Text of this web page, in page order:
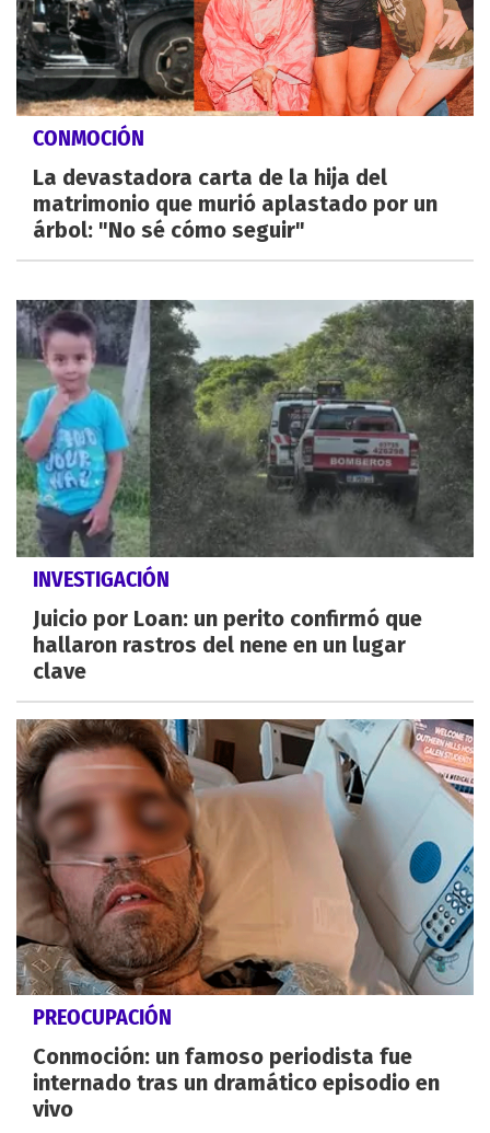
CONMOCIÓN
La devastadora carta de la hija del
matrimonio que murió aplastado por un
árbol: "No sé cómo seguir"
INVESTIGACIÓN
Juicio por Loan: un perito confirmó que
hallaron rastros del nene en un lugar
clave
PREOCUPACIÓN
Conmoción: un famoso periodista fue
internado tras un dramático episodio en
vivo